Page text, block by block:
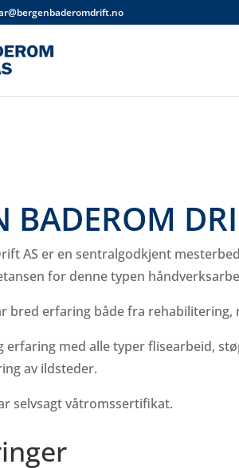
BADEROM
AS er en sentralgodkjent
for denne typen
bred erfaring både fra rehabilitering,
erfaring med alle typer flisearbeid,
av ildsteder.
selvsagt våtromssertifikat.